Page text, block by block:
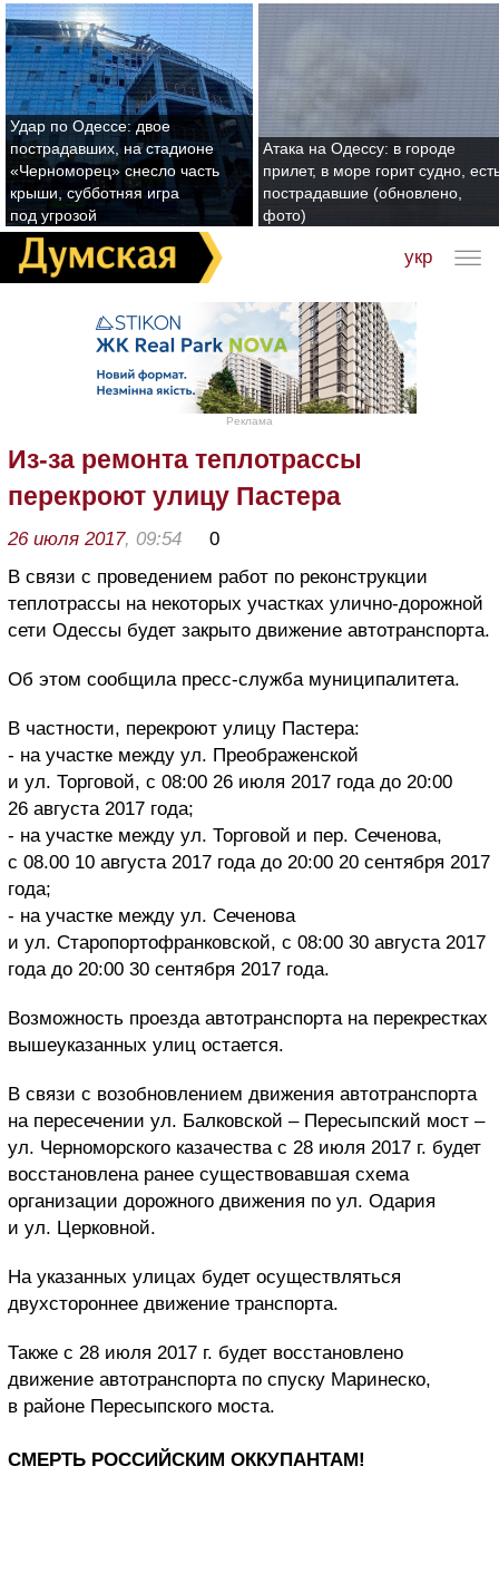
Удар по Одессе: двое
пострадавших, на стадионе
«Черноморец» снесло часть
крыши, субботняя игра
под угрозой
Атака на Одессу: в городе
прилет, в море горит судно,
пострадавшие (обновлено,
фото)
укр
Реклама
Из-за ремонта теплотрассы
перекроют улицу Пастера
26 июля 2017, 09:54
0
В связи с проведением работ по реконструкции
теплотрассы на некоторых участках улично-дорожной
сети Одессы будет закрыто движение автотранспорта.
Об этом сообщила пресс-служба муниципалитета.
В частности, перекроют улицу Пастера:
- на участке между ул. Преображенской
и ул. Торговой, с 08:00 26 июля 2017 года до 20:00
26 августа 2017 года;
- на участке между ул. Торговой и пер. Сеченова,
с 08.00 10 августа 2017 года до 20:00 20 сентября 2017
года;
- на участке между ул. Сеченова
и ул. Старопортофранковской, с 08:00 30 августа 2017
года до 20:00 30 сентября 2017 года.
Возможность проезда автотранспорта на перекрестках
вышеуказанных улиц остается.
В связи с возобновлением движения автотранспорта
на пересечении ул. Балковской – Пересыпский мост –
ул. Черноморского казачества c 28 июля 2017 г. будет
восстановлена ранее существовавшая схема
организации дорожного движения по ул. Одария
и ул. Церковной.
На указанных улицах будет осуществляться
двухстороннее движение транспорта.
Также c 28 июля 2017 г. будет восстановлено
движение автотранспорта по спуску Маринеско,
в районе Пересыпского моста.
СМЕРТЬ РОССИЙСКИМ ОККУПАНТАМ!